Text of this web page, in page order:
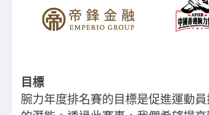
目標
腕力年度排名賽的目標是促進運動